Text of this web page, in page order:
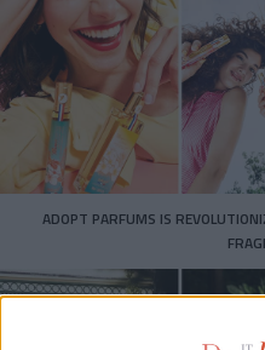
ADOPT PARFUMS IS